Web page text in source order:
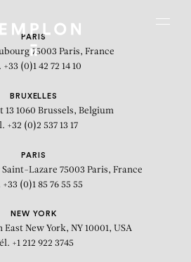
PARIS
75003 Paris, France
+33 (0)1 42 72 14 10
BRUXELLES
13 1060 Brussels, Belgium
+32 (0)2 537 13 17
PARIS
Saint-Lazare 75003 Paris, France
+33 (0)1 85 76 55 55
NEW YORK
East New York, NY 10001, USA
+1 212 922 3745